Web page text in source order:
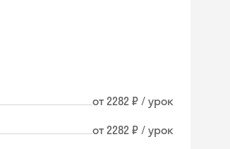
от 2282 ₽ / урок
от 2282 ₽ / урок